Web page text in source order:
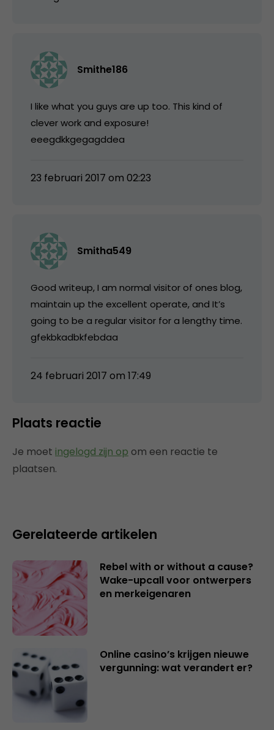
Smithe186
I like what you guys are up too. This kind of
clever work and exposure!
eeegdkkgegagddea
23 februari 2017 om 02:23
Smitha549
Good writeup, I am normal visitor of ones blog,
maintain up the excellent operate, and It’s
going to be a regular visitor for a lengthy time.
gfekbkadbkfebdaa
24 februari 2017 om 17:49
Plaats reactie
Je moet ingelogd zijn op om een reactie te
plaatsen.
Gerelateerde artikelen
Rebel with or without a cause?
Wake-upcall voor ontwerpers
en merkeigenaren
Online casino’s krijgen nieuwe
vergunning: wat verandert er?